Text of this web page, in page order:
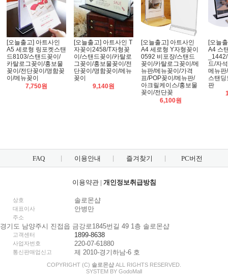
[오늘출고] 아트사인
A5 세로형 링포켓스탠
드8103/스탠드꽂이/
카탈로그꽂이/홍보물
꽂이/전단꽂이/명함꽂
이/메뉴꽂이
7,750원
[오늘출고] 아트사인 T
자꽂이2458/T자형꽂
이/스탠드꽂이/카탈로
그꽂이/홍보물꽂이/전
단꽂이/명함꽂이/메뉴
꽂이
9,140원
[오늘출고] 아트사인
A4 세로형 Y자형꽂이
0592 비포장/스탠드
꽂이/카탈로그꽂이/메
뉴판/메뉴꽂이/가격
표/POP꽂이/메뉴판/
아크릴케이스/홍보물
꽂이/전단꽂
6,100원
[오늘
A4 스
드/자
메뉴판
스탠
판
FAQ 이용안내 즐겨찾기 PC버전
이용약관| 개인정보취급방침
상호 솔로몬샵
대표이사 안병만
주소
경기도 남양주시 진접읍 금강로1845번길 49 1층 솔로몬샵
고객센터 1899-8638
사업자번호 220-07-61880
통신판매업신고 제 2010-경기하남-6 호
COPYRIGHT (C) 솔로몬샵 ALL RIGHTS RESERVED.
SYSTEM BY GodoMall